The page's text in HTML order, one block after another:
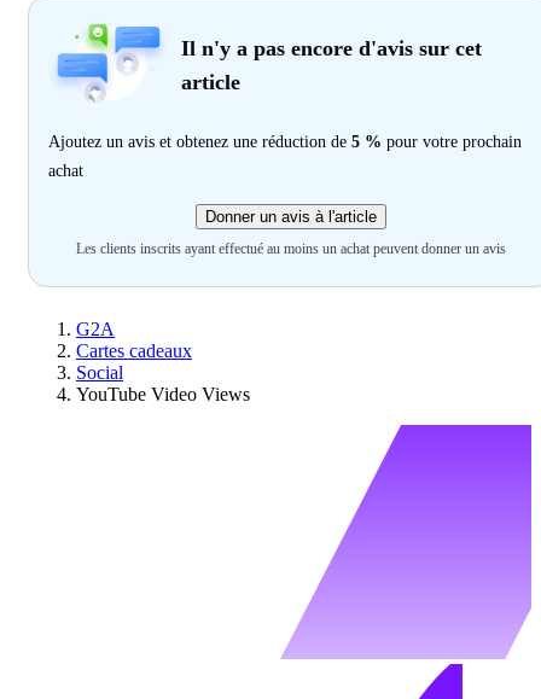
Il n'y a pas encore d'avis sur cet
article
Ajoutez un avis et obtenez une réduction de 5 % pour votre prochain
achat
Donner un avis à l'article
Les clients inscrits ayant effectué au moins un achat peuvent donner un avis
G2A
Cartes cadeaux
Social
YouTube Video Views